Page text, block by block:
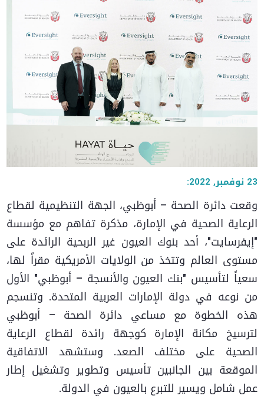
23 نوفمبر, 2022:
وقعت دائرة الصحة – أبوظبي، الجهة التنظيمية لقطاع
الرعاية الصحية في الإمارة، مذكرة تفاهم مع مؤسسة
"إيفرسايت"، أحد بنوك العيون غير الربحية الرائدة على
مستوى العالم وتتخذ من الولايات الأمريكية مقراً لها،
سعياً لتأسيس "بنك العيون والأنسجة – أبوظبي" الأول
من نوعه في دولة الإمارات العربية المتحدة. وتنسجم
هذه الخطوة مع مساعي دائرة الصحة – أبوظبي
لترسيخ مكانة الإمارة كوجهة رائدة لقطاع الرعاية
الصحية على مختلف الصعد. وستشهد الاتفاقية
الموقعة بين الجانبين تأسيس وتطوير وتشغيل إطار
عمل شامل ويسير للتبرع بالعيون في الدولة.